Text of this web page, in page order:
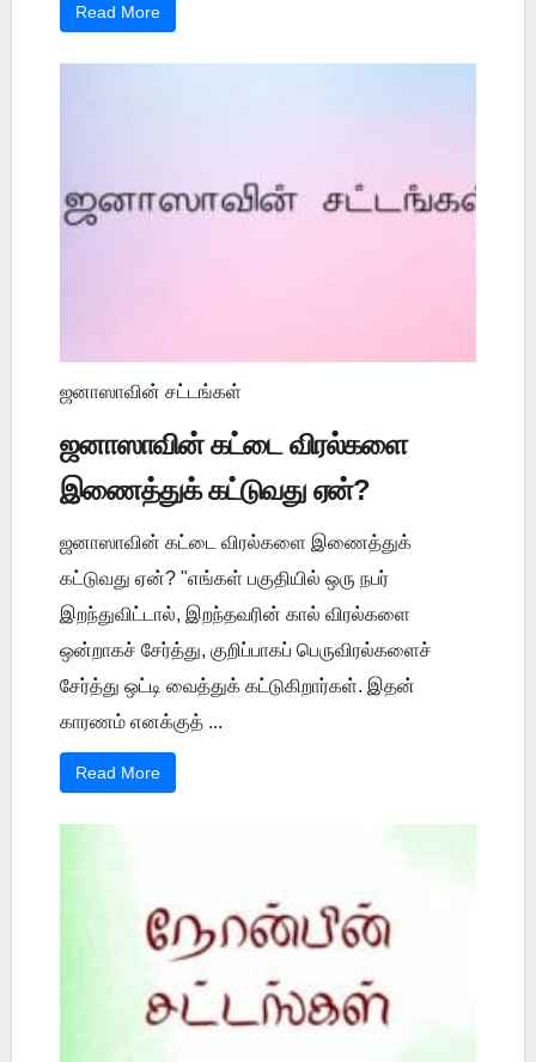
Read More
ஜனாஸாவின் சட்டங்கள்
ஜனாஸாவின் கட்டை விரல்களை
இணைத்துக் கட்டுவது ஏன்?
ஜனாஸாவின் கட்டை விரல்களை இணைத்துக்
கட்டுவது ஏன்? "எங்கள் பகுதியில் ஒரு நபர்
இறந்துவிட்டால், இறந்தவரின் கால் விரல்களை
ஒன்றாகச் சேர்த்து, குறிப்பாகப் பெருவிரல்களைச்
சேர்த்து ஒட்டி வைத்துக் கட்டுகிறார்கள். இதன்
காரணம் எனக்குத் ...
Read More